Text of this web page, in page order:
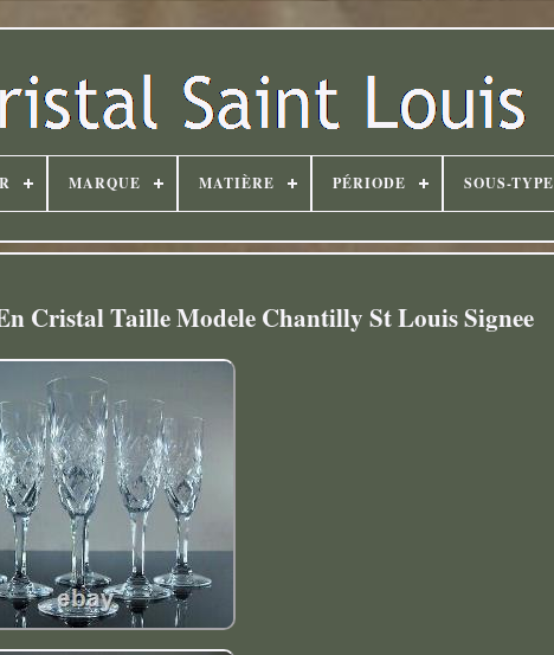
MARQUE MATIÈRE PÉRIODE SOUS-TYPE
Cristal Taille Modele Chantilly St Louis Signee